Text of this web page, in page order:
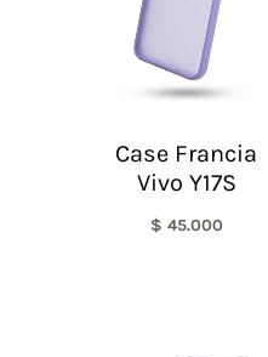
Case Francia
Vivo Y17S
$ 45.000